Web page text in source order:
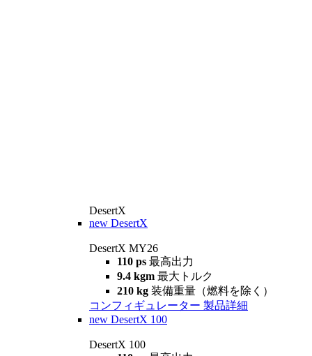
DesertX
new DesertX
DesertX MY26
110 ps 最高出力
9.4 kgm 最大トルク
210 kg 装備重量（燃料を除く）
コンフィギュレーター 製品詳細
new DesertX 100
DesertX 100